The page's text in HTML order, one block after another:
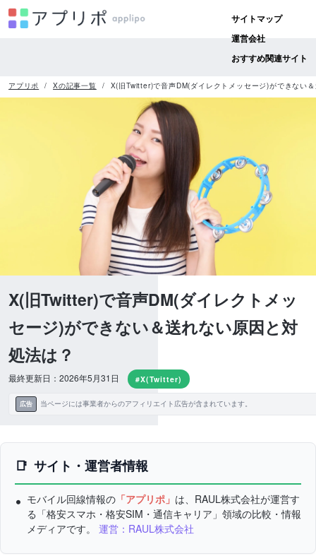
サイトマップ
運営会社
おすすめ関連サイト
アプリポ Xの記事一覧 X(旧Twitter)で音声DM(ダイレクトメッセージ)ができない
X(旧Twitter)で音声DM(ダイレクトメッ
セージ)ができない＆送れない原因と対
処法は？
最終更新日：2026年5月31日 #X(Twitter)
広告 当ページには事業者からのアフィリエイト広告が含まれています。
サイト・運営者情報
モバイル回線情報の 「アプリポ」 は、RAUL株式会社が運営す
る「格安スマホ・格安SIM・通信キャリア」領域の比較・情報
メディアです。 運営：RAUL株式会社